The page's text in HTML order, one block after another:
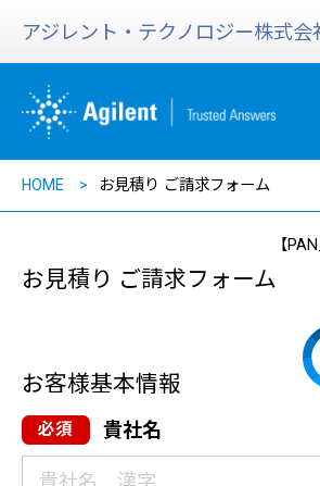
アジレント・テクノロジー株式会
HOME お見積り ご請求フォーム
【
お見積り ご請求フォーム
お客様基本情報
貴社名